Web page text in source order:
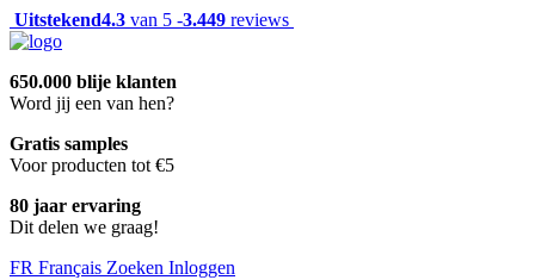
Uitstekend4.3 van 5 -3.449 reviews
650.000 blije klanten
Word jij een van hen?
Gratis samples
Voor producten tot €5
80 jaar ervaring
Dit delen we graag!
FR Français Zoeken Inloggen